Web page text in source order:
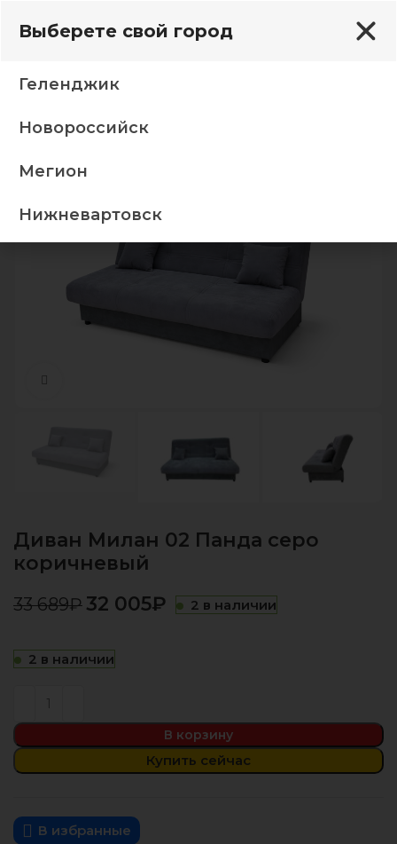
диваны Диван Милан 02 Панда серо коричневый
Диван Милан 02 Панда серо
коричневый
33 689₽ 32 005₽ 2 в наличии
2 в наличии
В корзину
Купить сейчас
В избранные
Выберете свой город
Геленджик
Новороссийск
Мегион
Нижневартовск